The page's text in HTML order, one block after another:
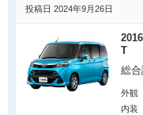
投稿日 2024年9月26日
T
総
外観
内装